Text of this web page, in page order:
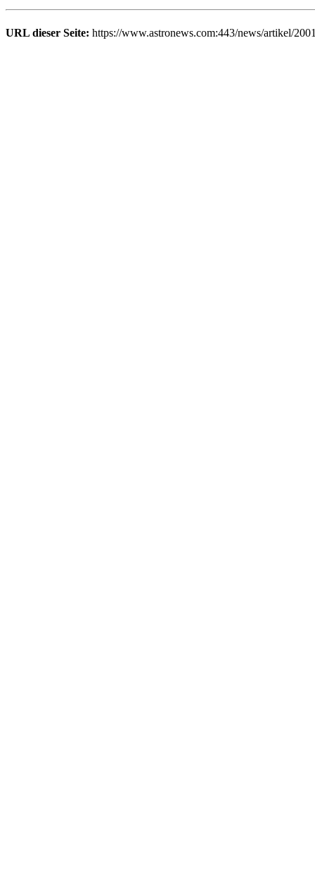
URL dieser Seite: https://www.astronews.com:443/news/artikel/